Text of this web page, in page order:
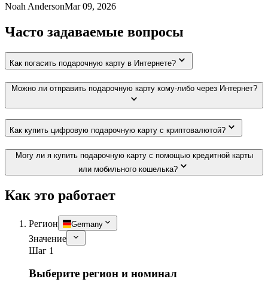
Noah AndersonMar 09, 2026
Часто задаваемые вопросы
Как погасить подарочную карту в Интернете?
Можно ли отправить подарочную карту кому-либо через Интернет?
Как купить цифровую подарочную карту с криптовалютой?
Могу ли я купить подарочную карту с помощью кредитной карты
или мобильного кошелька?
Как это работает
Регион Germany
Значение
Шаг 1
Выберите регион и номинал